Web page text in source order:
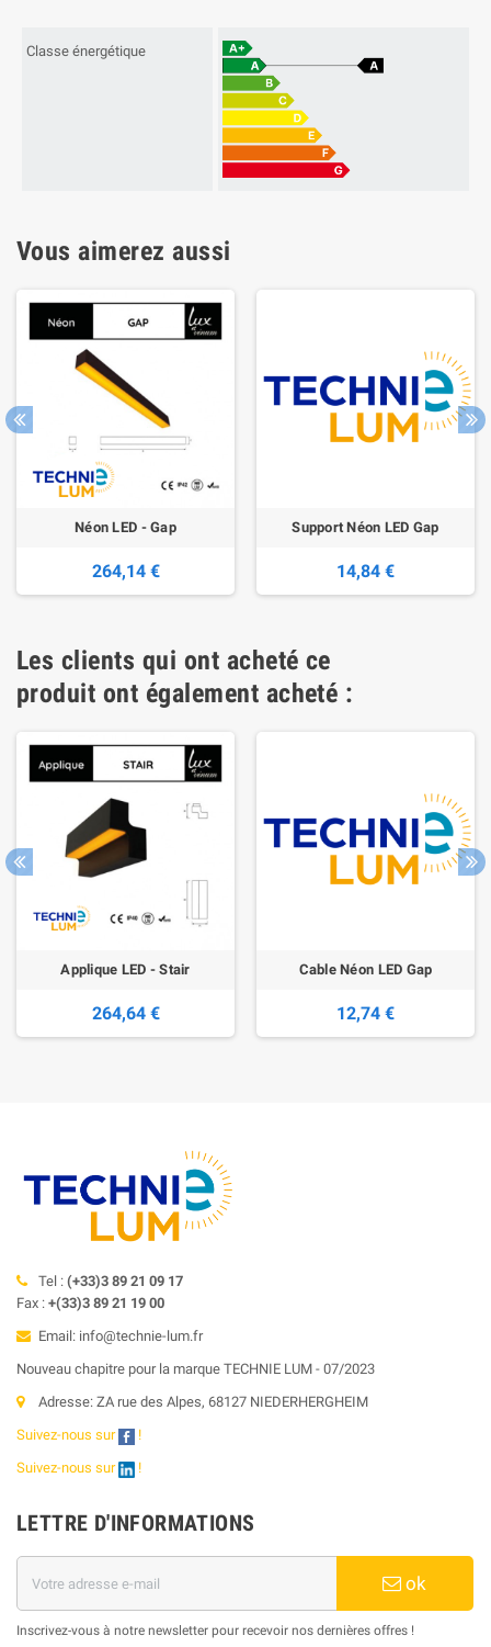
Classe énergétique
Vous aimerez aussi
Néon LED - Gap
264,14 €
Support Néon LED Gap
14,84 €
Les clients qui ont acheté ce
produit ont également acheté :
Applique LED - Stair
264,64 €
Cable Néon LED Gap
12,74 €
Tel : (+33)3 89 21 09 17
Fax : +(33)3 89 21 19 00
Email: info@technie-lum.fr
Nouveau chapitre pour la marque TECHNIE LUM - 07/2023
Adresse: ZA rue des Alpes, 68127 NIEDERHERGHEIM
Suivez-nous sur
!
Suivez-nous sur
!
LETTRE D'INFORMATIONS
ok
Inscrivez-vous à notre newsletter pour recevoir nos dernières offres !